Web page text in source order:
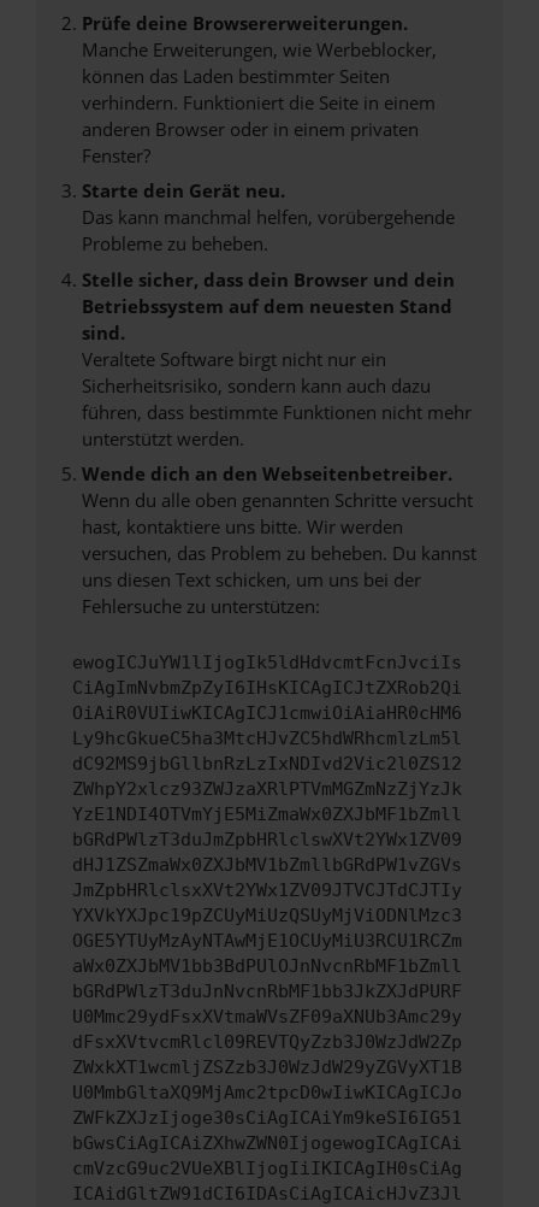
Prüfe deine Browsererweiterungen.
Manche Erweiterungen, wie Werbeblocker,
können das Laden bestimmter Seiten
verhindern. Funktioniert die Seite in einem
anderen Browser oder in einem privaten
Fenster?
Starte dein Gerät neu.
Das kann manchmal helfen, vorübergehende
Probleme zu beheben.
Stelle sicher, dass dein Browser und dein
Betriebssystem auf dem neuesten Stand
sind.
Veraltete Software birgt nicht nur ein
Sicherheitsrisiko, sondern kann auch dazu
führen, dass bestimmte Funktionen nicht mehr
unterstützt werden.
Wende dich an den Webseitenbetreiber.
Wenn du alle oben genannten Schritte versucht
hast, kontaktiere uns bitte. Wir werden
versuchen, das Problem zu beheben. Du kannst
uns diesen Text schicken, um uns bei der
Fehlersuche zu unterstützen:
ewogICJuYW1lIjogIk5ldHdvcmtFcnJvciIs
CiAgImNvbmZpZyI6IHsKICAgICJtZXRob2Qi
OiAiR0VUIiwKICAgICJ1cmwiOiAiaHR0cHM6
Ly9hcGkueC5ha3MtcHJvZC5hdWRhcmlzLm5l
dC92MS9jbGllbnRzLzIxNDIvd2Vic2l0ZS12
ZWhpY2xlcz93ZWJzaXRlPTVmMGZmNzZjYzJk
YzE1NDI4OTVmYjE5MiZmaWx0ZXJbMF1bZmll
bGRdPWlzT3duJmZpbHRlclswXVt2YWx1ZV09
dHJ1ZSZmaWx0ZXJbMV1bZmllbGRdPW1vZGVs
JmZpbHRlclsxXVt2YWx1ZV09JTVCJTdCJTIy
YXVkYXJpc19pZCUyMiUzQSUyMjViODNlMzc3
OGE5YTUyMzAyNTAwMjE1OCUyMiU3RCU1RCZm
aWx0ZXJbMV1bb3BdPUlOJnNvcnRbMF1bZmll
bGRdPWlzT3duJnNvcnRbMF1bb3JkZXJdPURF
U0Mmc29ydFsxXVtmaWVsZF09aXNUb3Amc29y
dFsxXVtvcmRlcl09REVTQyZzb3J0WzJdW2Zp
ZWxkXT1wcmljZSZzb3J0WzJdW29yZGVyXT1B
U0MmbGltaXQ9MjAmc2tpcD0wIiwKICAgICJo
ZWFkZXJzIjoge30sCiAgICAiYm9keSI6IG51
bGwsCiAgICAiZXhwZWN0IjogewogICAgICAi
cmVzcG9uc2VUeXBlIjogIiIKICAgIH0sCiAg
ICAidGltZW91dCI6IDAsCiAgICAicHJvZ3Jl